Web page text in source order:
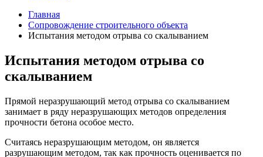
Главная
Сопровождение строительного объекта
Испытания методом отрыва со скалыванием
Испытания методом отрыва со
скалыванием
Прямой неразрушающий метод отрыва со скалыванием
занимает в ряду неразрушающих методов определения
прочности бетона особое место.
Считаясь неразрушающим методом, он является
разрушающим методом, так как прочность оценивается по